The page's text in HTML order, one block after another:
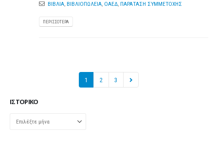
ΒΙΒΛΙΑ, ΒΙΒΛΙΟΠΩΛΕΙΑ, ΟΑΕΔ, ΠΑΡΑΤΑΣΗ ΣΥΜΜΕΤΟΧΗΣ
ΠΕΡΙΣΣΌΤΕΡΑ
1 2 3
ΙΣΤΟΡΙΚΌ
Ιστορικό